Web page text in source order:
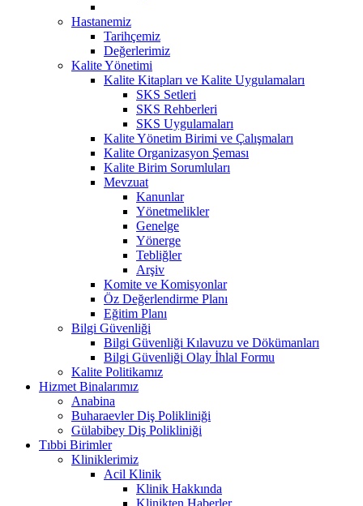
Hastanemiz
Tarihçemiz
Değerlerimiz
Kalite Yönetimi
Kalite Kitapları ve Kalite Uygulamaları
SKS Setleri
SKS Rehberleri
SKS Uygulamaları
Kalite Yönetim Birimi ve Çalışmaları
Kalite Organizasyon Şeması
Kalite Birim Sorumluları
Mevzuat
Kanunlar
Yönetmelikler
Genelge
Yönerge
Tebliğler
Arşiv
Komite ve Komisyonlar
Öz Değerlendirme Planı
Eğitim Planı
Bilgi Güvenliği
Bilgi Güvenliği Kılavuzu ve Dökümanları
Bilgi Güvenliği Olay İhlal Formu
Kalite Politikamız
Hizmet Binalarımız
Anabina
Buharaevler Diş Polikliniği
Gülabibey Diş Polikliniği
Tıbbi Birimler
Kliniklerimiz
Acil Klinik
Klinik Hakkında
Klinikten Haberler